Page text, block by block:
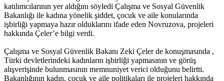
katılımcılarının yer aldığını söyledi Çalışma ve Sosyal Güvenlik
Bakanlığı ile kadına yönelik şiddet, çocuk ve aile konularında
işbirliği yapmaya hazır olduklarını ifade eden Novruzova, projeleri
hakkında Çeler’e bilgi verdi.
Çalışma ve Sosyal Güvenlik Bakanı Zeki Çeler de konuşmasında ,
Türki devletlerindeki kadınların işbirliği yapmasının ve görüş
alışverişinde bulunmasının memnuniyet verici olduğunu belirtti.
Bakanlığının kadın, çocuk ve aile politikaları ile projeleri hakkında